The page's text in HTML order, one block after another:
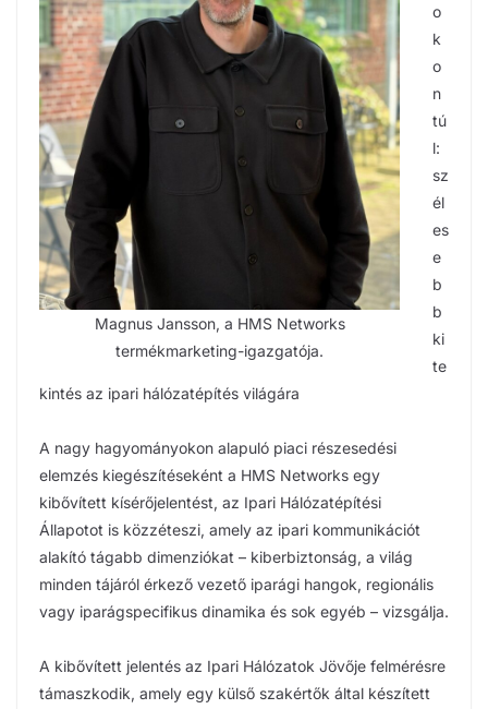
Magnus Jansson, a HMS Networks
termékmarketing-igazgatója.
o
k
o
n
tú
l:
sz
él
es
e
b
b
ki
te
kintés az ipari hálózatépítés világára
A nagy hagyományokon alapuló piaci részesedési
elemzés kiegészítéseként a HMS Networks egy
kibővített kísérőjelentést, az Ipari Hálózatépítési
Állapotot is közzéteszi, amely az ipari kommunikációt
alakító tágabb dimenziókat – kiberbiztonság, a világ
minden tájáról érkező vezető iparági hangok, regionális
vagy iparágspecifikus dinamika és sok egyéb – vizsgálja.
A kibővített jelentés az Ipari Hálózatok Jövője felmérésre
támaszkodik, amely egy külső szakértők által készített